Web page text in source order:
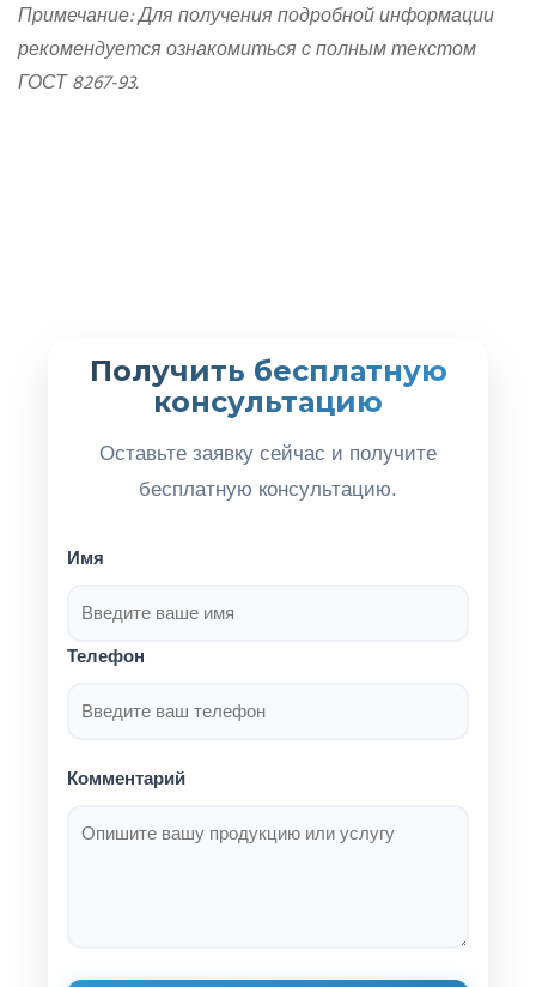
Примечание: Для получения подробной информации
рекомендуется ознакомиться с полным текстом
ГОСТ 8267-93.
Получить бесплатную
консультацию
Оставьте заявку сейчас и получите
бесплатную консультацию.
Имя
Телефон
Комментарий